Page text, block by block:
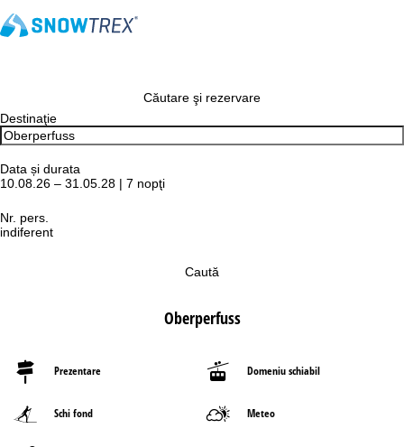
Căutare şi rezervare
Destinaţie
Data și durata
10.08.26 – 31.05.28 | 7 nopţi
Nr. pers.
indiferent
Caută
Oberperfuss
Prezentare Domeniu schiabil
Schi fond Meteo